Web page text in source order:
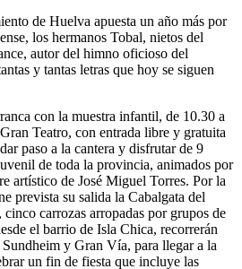
de Huelva apuesta un año más por
los hermanos Tobal, nietos del
autor del himno oficioso del
y tantas letras que hoy se siguen
con la muestra infantil, de 10.30 a
Teatro, con entrada libre y gratuita
paso a la cantera y disfrutar de 9
de toda la provincia, animados por
artístico de José Miguel Torres. Por la
prevista su salida la Cabalgata del
carrozas arropadas por grupos de
el barrio de Isla Chica, recorrerán
y Gran Vía, para llegar a la
un fin de fiesta que incluye las